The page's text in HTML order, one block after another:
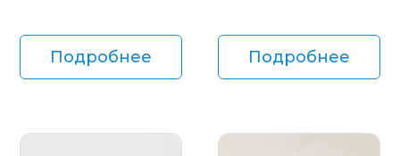
Подробнее Подробнее